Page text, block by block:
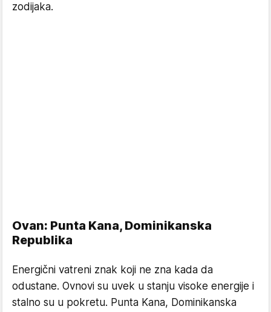
zodijaka.
Ovan: Punta Kana, Dominikanska
Republika
Energični vatreni znak koji ne zna kada da
odustane. Ovnovi su uvek u stanju visoke energije i
stalno su u pokretu. Punta Kana, Dominikanska